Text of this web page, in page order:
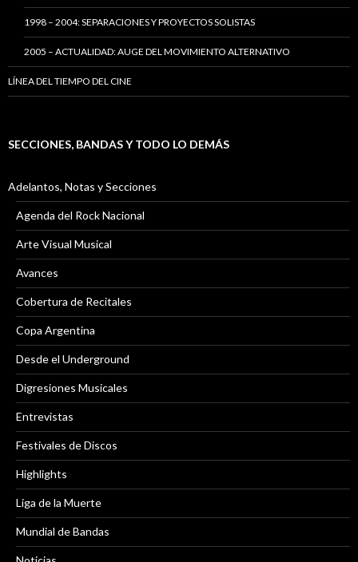
1998 – 2004: SEPARACIONES Y PROYECTOS SOLISTAS
2005 – ACTUALIDAD: AUGE DEL MOVIMIENTO ALTERNATIVO
LÍNEA DEL TIEMPO DEL CINE
SECCIONES, BANDAS Y TODO LO DEMÁS
Adelantos, Notas y Secciones
Agenda del Rock Nacional
Arte Visual Musical
Avances
Cobertura de Recitales
Copa Argentina
Desde el Underground
Digresiones Musicales
Entrevistas
Festivales de Discos
Highlights
Liga de la Muerte
Mundial de Bandas